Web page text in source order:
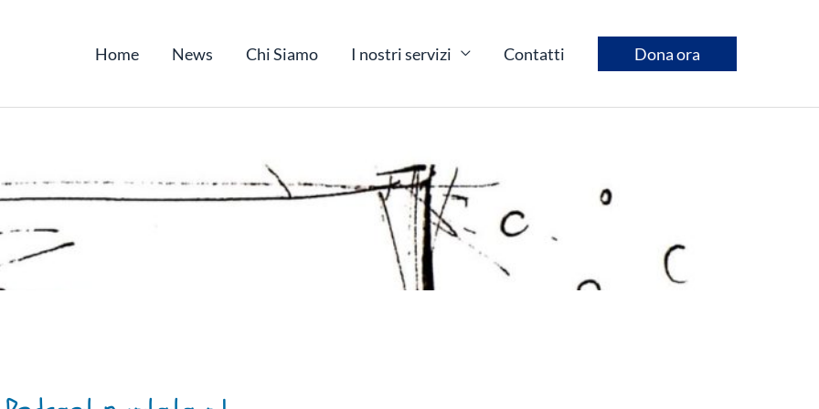
Home News Chi Siamo I nostri servizi Contatti Dona ora